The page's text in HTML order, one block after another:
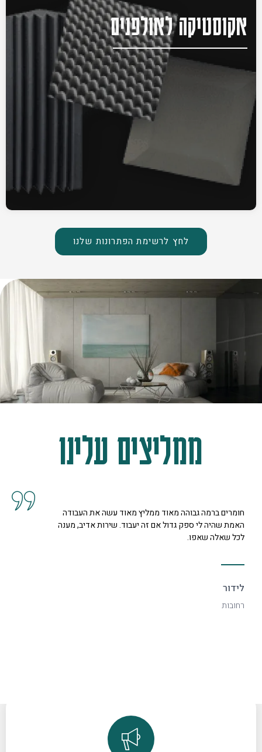
אקוסטיקה לאולפנים
לחץ לרשימת הפתרונות שלנו
ממליצים עלינו
חומרים ברמה גבוהה מאוד ממליץ מאוד עשה את העבודה
האמת שהיה לי ספק גדול אם זה יעבוד. שירות אדיב, מענה
לכל שאלה שאפו.
לידור
רחובות